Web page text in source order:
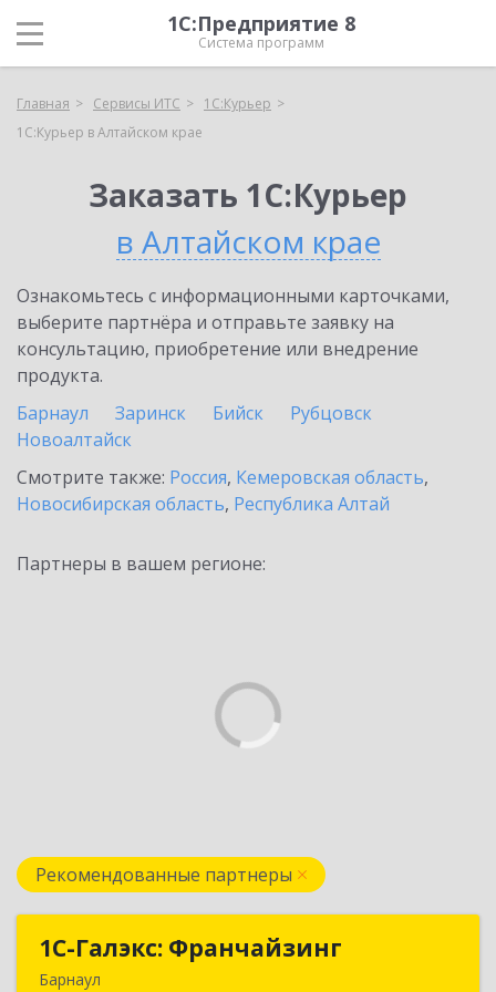
1С:Предприятие 8
Система программ
Главная Сервисы ИТС
1С:Курьер
1С:Курьер в Алтайском крае
Заказать 1С:Курьер
в Алтайском крае
Ознакомьтесь с информационными карточками,
выберите партнёра и отправьте заявку на
консультацию, приобретение или внедрение
продукта.
Барнаул
Заринск Бийск
Рубцовск
Новоалтайск
Смотрите также: Россия, Кемеровская область,
Новосибирская область, Республика Алтай
Партнеры в вашем регионе:
Рекомендованные партнеры
1С-Галэкс: Франчайзинг
Барнаул
1С-Галэкс: Франчайзинг